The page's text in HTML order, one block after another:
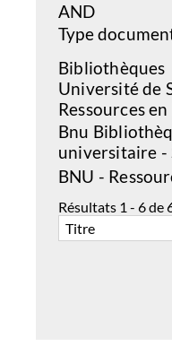
AND
Type
Bibliothèques
Université de
Ressources
Bnu
universitaire -
BNU -
Résultats 1 - 6de